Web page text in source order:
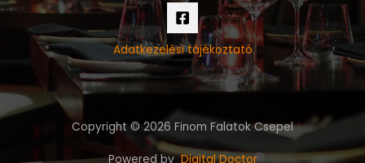
Adatkezelési tájékoztató
Copyright © 2026 Finom Falatok Csepel
Powered byDigital Doctor